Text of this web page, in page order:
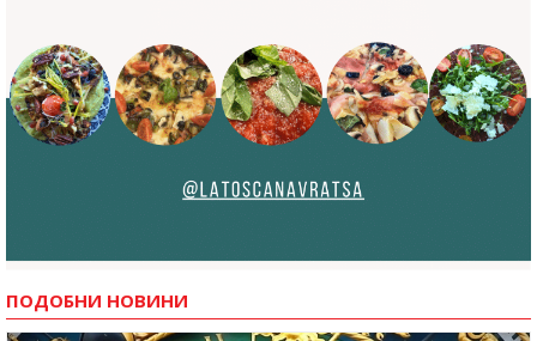
ПОДОБНИ НОВИНИ